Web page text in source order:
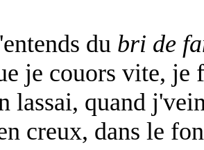
du bri de
je couors vite, je
lassai, quand
creux, dans le